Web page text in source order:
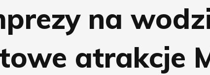
na
atrakcje